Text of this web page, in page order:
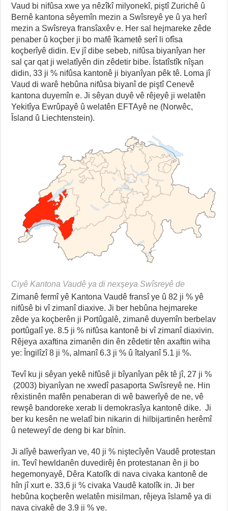
Vaud bi nifûsa xwe ya nêzîkî milyonekî, piştî Zurichê û
Bernê kantona sêyemîn mezin a Swîsreyê ye û ya herî
mezin a Swîsreya fransîaxêv e. Her sal hejmareke zêde
penaber û koçber ji bo mafê îkametê serî li ofîsa
koçberîyê didin. Ev jî dibe sebeb, nifûsa biyanîyan her
sal çar qat ji welatîyên din zêdetir bibe. Îstatîstîk nîşan
didin, 33 ji % nifûsa kantonê ji biyanîyan pêk tê. Loma jî
Vaud di warê hebûna nifûsa biyanî de piştî Cenevê
kantona duyemîn e. Ji sêyan duyê vê rêjeyê ji welatên
Yekitîya Ewrûpayê û welatên EFTAyê ne (Norwêc,
Îsland û Liechtenstein).
Ciyê Kantona Vaudê ya di nexşeya Swîsreyê de
Zimanê fermî yê Kantona Vaudê fransî ye û 82 ji % yê
nifûsê bi vî zimanî diaxive. Ji ber hebûna hejmareke
zêde ya koçberên ji Portûgalê, zimanê duyemîn berbelav
portûgalî ye. 8.5 ji % nifûsa kantonê bi vî zimanî diaxivin.
Rêjeya axaftina zimanên din ên zêdetir tên axaftin wiha
ye: Îngilîzî 8 ji %, almanî 6.3 ji % û îtalyanî 5.1 ji %.
Tevî ku ji sêyan yekê nifûsê ji bîyanîyan pêk tê jî, 27 ji %
(2003) biyanîyan ne xwedî pasaporta Swîsreyê ne. Hin
rêxistinên mafên penaberan di wê bawerîyê de ne, vê
rewşê bandoreke xerab li demokrasîya kantonê dike. Ji
ber ku kesên ne welatî bin nikarin di hilbijartinên herêmî
û neteweyî de deng bi kar bînin.
Ji alîyê bawerîyan ve, 40 ji % niştecîyên Vaudê protestan
in. Tevî hewldanên duvedirêj ên protestanan ên ji bo
hegemonyayê, Dêra Katolîk di nava civaka kantonê de
hîn jî xurt e. 33,6 ji % civaka Vaudê katolîk in. Ji ber
hebûna koçberên welatên misilman, rêjeya îslamê ya di
nava civakê de 3.9 ji % ye.